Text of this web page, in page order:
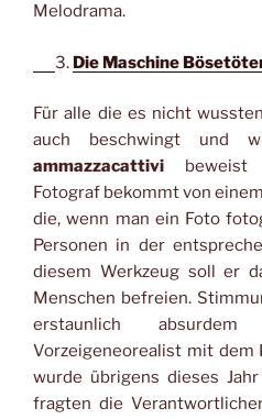
Melodrama.
3. Die Maschine
Für alle die es nicht
auch beschwingt und
ammazzacattivi
Fotograf bekommt von
die, wenn man ein Foto
Personen in der
diesem Werkzeug soll er
Menschen befreien.
erstaunlich
Vorzeigeneorealist mit dem
wurde übrigens dieses
fragten die